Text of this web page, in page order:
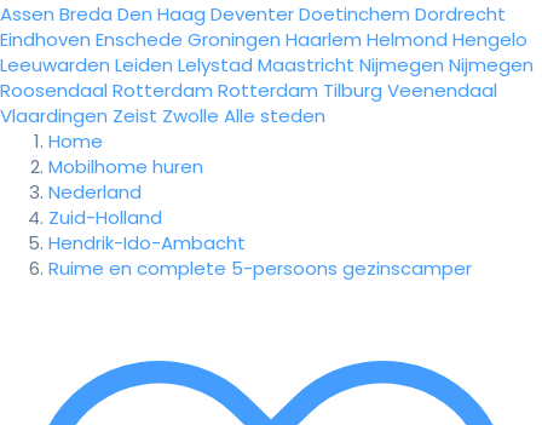
Assen Breda Den Haag DeventerDoetinchem Dordrecht
Eindhoven Enschede Groningen Haarlem Helmond Hengelo
Leeuwarden Leiden Lelystad Maastricht Nijmegen Nijmegen
Roosendaal Rotterdam Rotterdam Tilburg Veenendaal
Vlaardingen Zeist Zwolle Alle steden
Home
Mobilhome huren
Nederland
Zuid-Holland
Hendrik-Ido-Ambacht
Ruime en complete 5-persoons gezinscamper